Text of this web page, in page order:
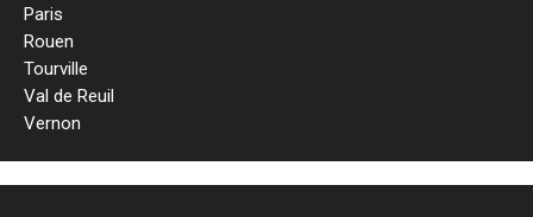
Paris
Rouen
Tourville
Val de Reuil
Vernon